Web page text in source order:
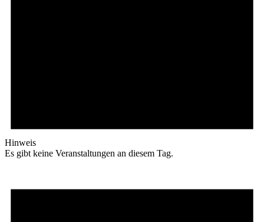
Hinweis
Es gibt keine Veranstaltungen an diesem Tag.